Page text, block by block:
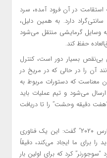
استقامت در آن فرود آمده، سرد
حدود منفی ۹۰ درجه سانتی‌گراد دارد. به همین دلیل،
به وسایل گرمایشی منتقل می‌شود
حفظ کند.
بی‌نقص بسیار دور است، کنترل
آن را در حالی که در مریخ در
معناست که دستورات مربوط به
می‌شود و تیم عملیات باید
دقیقه وحشت” را تا دریافت
“مت والاس” مدیر پروژه ماموریت “مارس ۲۰۲۰” گفت: این یک فناوری
برای ما ایجاد می‌کند، دقیقاً
نورد “سوجورنر” کرد که برای اولین بار